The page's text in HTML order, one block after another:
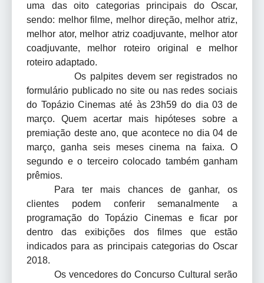
uma das oito categorias principais do Oscar,
sendo: melhor filme, melhor direção, melhor atriz,
melhor ator, melhor atriz coadjuvante, melhor ator
coadjuvante, melhor roteiro original e melhor
roteiro adaptado.
Os palpites devem ser registrados no
formulário publicado no site ou nas redes sociais
do Topázio Cinemas até às 23h59 do dia 03 de
março. Quem acertar mais hipóteses sobre a
premiação deste ano, que acontece no dia 04 de
março, ganha seis meses cinema na faixa. O
segundo e o terceiro colocado também ganham
prêmios.
Para ter mais chances de ganhar, os
clientes podem conferir semanalmente a
programação do Topázio Cinemas e ficar por
dentro das exibições dos filmes que estão
indicados para as principais categorias do Oscar
2018.
Os vencedores do Concurso Cultural serão